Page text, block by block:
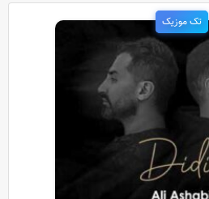
تک موزیک